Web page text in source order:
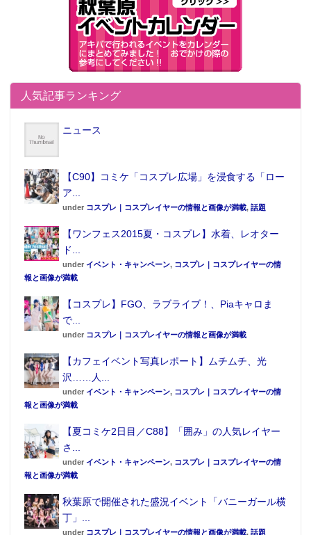
人気記事ランキング
ニュース
【C90】コミケ「コスプレ広場」を浸食する「ロー
ア...
under コスプレ｜コスプレイヤーの情報と画像が満載, 話題
【ワンフェス2015夏・コスプレ】水着、レオター
ド...
under イベント・キャンペーン, コスプレ｜コスプレイヤーの情
報と画像が満載
【コスプレ】FGO、ラブライブ！、Piaキャロま
で...
under コスプレ｜コスプレイヤーの情報と画像が満載
【カフェイベント写真レポート】ムチムチ、光
沢……人...
under イベント・キャンペーン, コスプレ｜コスプレイヤーの情
報と画像が満載
【夏コミケ2日目／C88】「囲み」の人気レイヤー
さ...
under イベント・キャンペーン, コスプレ｜コスプレイヤーの情
報と画像が満載
秋葉原で開催された盛況イベント「バニーガール横
丁」...
under コスプレ｜コスプレイヤーの情報と画像が満載, 話題